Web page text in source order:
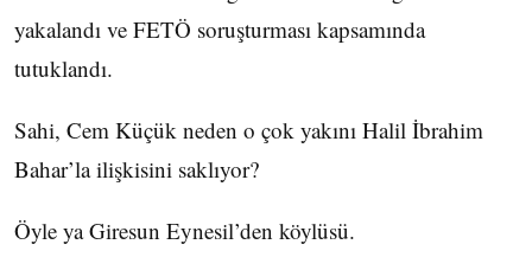
yakalandı ve FETÖ soruşturması kapsamında
tutuklandı.
Sahi, Cem Küçük neden o çok yakını Halil İbrahim
Bahar’la ilişkisini saklıyor?
Öyle ya Giresun Eynesil’den köylüsü.